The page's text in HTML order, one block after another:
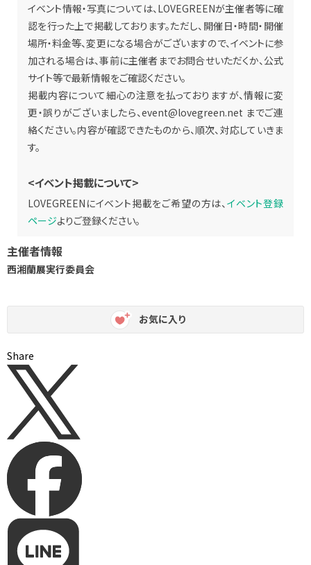
イベント情報・写真については、LOVEGREENが主催者等に確
認を行った上で掲載しております。ただし、開催日・時間・開催
場所・料金等、変更になる場合がございますので、イベントに参
加される場合は、事前に主催者までお問合せいただくか、公式
サイト等で最新情報をご確認ください。
掲載内容について細心の注意を払っておりますが、情報に変
更・誤りがございましたら、event@lovegreen.net までご連
絡ください。内容が確認できたものから、順次、対応していきま
す。
<イベント掲載について>
LOVEGREENにイベント掲載をご希望の方は、 イベント登録
ページよりご登録ください。
主催者情報
西湘蘭展実行委員会
お気に入り
Share